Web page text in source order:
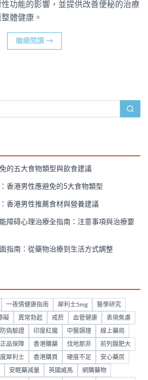
功能的影響，並提供改善便秘的治療
體健康。
繼續閱讀 →
的五大食物類型與飲食建議
香港男性應避免的5大食物類型
香港男性推薦食材與營養建議
障碍心理治療全指南：注意事項與治療要
指南：從藥物治療到生活方式調整
一夜情健康指南 犀利士5mg 醫學研究
礙 異常勃起 戒菸 血管健康 表現焦慮
防偽驗證 印度紅魔 中醫調理 線上藥局
正品保障 香港購藥 伐地那非 前列腺肥大
犀利士 香港購買 硬度不足 安心藥房
安眠藥減量 英國威馬 網購藥物